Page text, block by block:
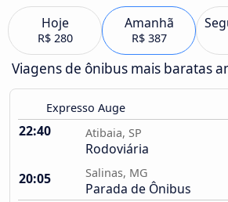
Hoje
R$ 280
Amanhã
R$ 387
Viagens de ônibus mais baratas
Expresso Auge
22:40 Atibaia, SP
Rodoviária
20:05
Salinas, MG
Parada de Ônibus